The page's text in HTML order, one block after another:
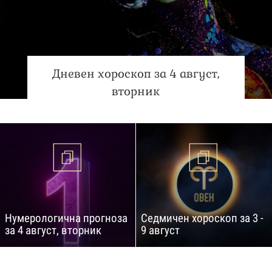
Дневен хороскоп за 4 август,
вторник
Нумерологична прогноза
за 4 август, вторник
Седмичен хороскоп за 3 -
9 август